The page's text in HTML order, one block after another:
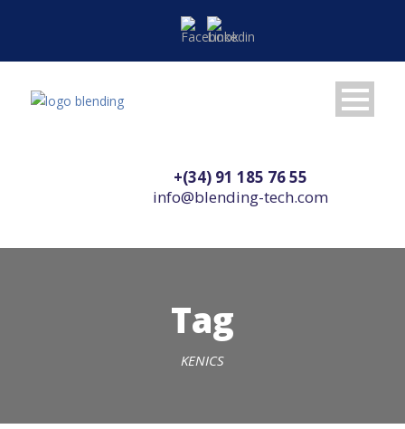
+(34) 91 185 76 55
info@blending-tech.com
Tag
KENICS